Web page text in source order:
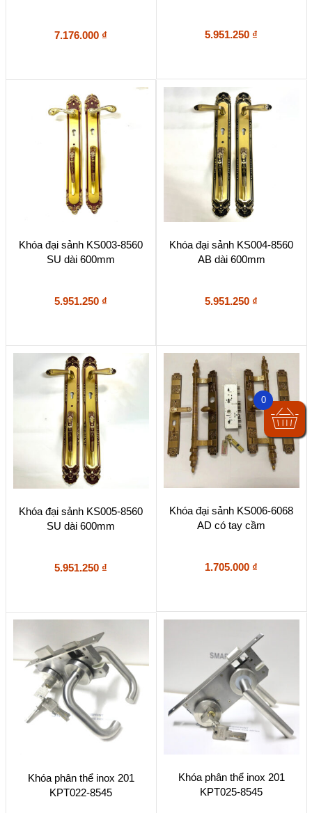
7.176.000 ₫ 5.951.250 ₫
Khóa đại sảnh KS003-8560
SU dài 600mm
5.951.250 ₫
Khóa đại sảnh KS004-8560
AB dài 600mm
5.951.250 ₫
Khóa đại sảnh KS005-8560
SU dài 600mm
5.951.250 ₫
Khóa đại sảnh KS006-6068
AD có tay cầm
1.705.000 ₫
Khóa phân thể inox 201
KPT022-8545
Khóa phân thể inox 201
KPT025-8545
0